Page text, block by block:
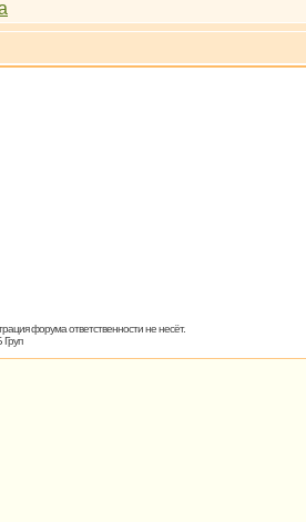
форума ответственности не несёт.